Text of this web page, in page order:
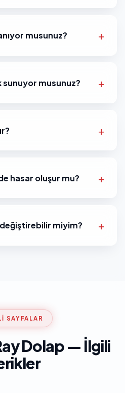
musunuz?
sunuyor musunuz?
hasar oluşur mu?
miyim?
SAYFALAR
Dolap — İlgili